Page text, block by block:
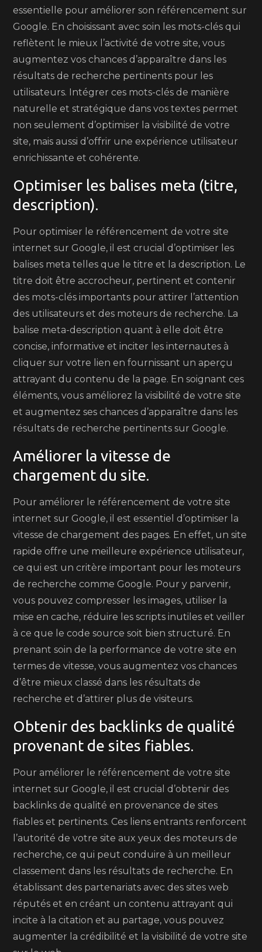
essentielle pour améliorer son référencement sur
Google. En choisissant avec soin les mots-clés qui
reflètent le mieux l’activité de votre site, vous
augmentez vos chances d’apparaître dans les
résultats de recherche pertinents pour les
utilisateurs. Intégrer ces mots-clés de manière
naturelle et stratégique dans vos textes permet
non seulement d’optimiser la visibilité de votre
site, mais aussi d’offrir une expérience utilisateur
enrichissante et cohérente.
Optimiser les balises meta (titre,
description).
Pour optimiser le référencement de votre site
internet sur Google, il est crucial d’optimiser les
balises meta telles que le titre et la description. Le
titre doit être accrocheur, pertinent et contenir
des mots-clés importants pour attirer l’attention
des utilisateurs et des moteurs de recherche. La
balise meta-description quant à elle doit être
concise, informative et inciter les internautes à
cliquer sur votre lien en fournissant un aperçu
attrayant du contenu de la page. En soignant ces
éléments, vous améliorez la visibilité de votre site
et augmentez ses chances d’apparaître dans les
résultats de recherche pertinents sur Google.
Améliorer la vitesse de
chargement du site.
Pour améliorer le référencement de votre site
internet sur Google, il est essentiel d’optimiser la
vitesse de chargement des pages. En effet, un site
rapide offre une meilleure expérience utilisateur,
ce qui est un critère important pour les moteurs
de recherche comme Google. Pour y parvenir,
vous pouvez compresser les images, utiliser la
mise en cache, réduire les scripts inutiles et veiller
à ce que le code source soit bien structuré. En
prenant soin de la performance de votre site en
termes de vitesse, vous augmentez vos chances
d’être mieux classé dans les résultats de
recherche et d’attirer plus de visiteurs.
Obtenir des backlinks de qualité
provenant de sites fiables.
Pour améliorer le référencement de votre site
internet sur Google, il est crucial d’obtenir des
backlinks de qualité en provenance de sites
fiables et pertinents. Ces liens entrants renforcent
l’autorité de votre site aux yeux des moteurs de
recherche, ce qui peut conduire à un meilleur
classement dans les résultats de recherche. En
établissant des partenariats avec des sites web
réputés et en créant un contenu attrayant qui
incite à la citation et au partage, vous pouvez
augmenter la crédibilité et la visibilité de votre site